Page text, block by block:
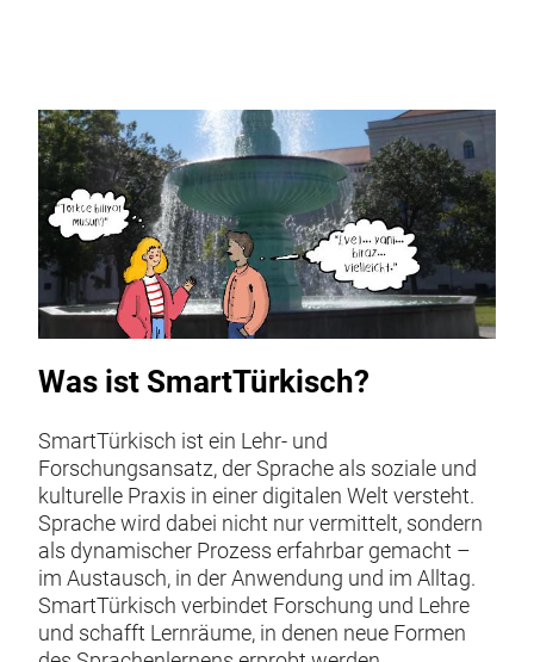
Was ist SmartTürkisch?
SmartTürkisch ist ein Lehr- und
Forschungsansatz, der Sprache als soziale und
kulturelle Praxis in einer digitalen Welt versteht.
Sprache wird dabei nicht nur vermittelt, sondern
als dynamischer Prozess erfahrbar gemacht –
im Austausch, in der Anwendung und im Alltag.
SmartTürkisch verbindet Forschung und Lehre
und schafft Lernräume, in denen neue Formen